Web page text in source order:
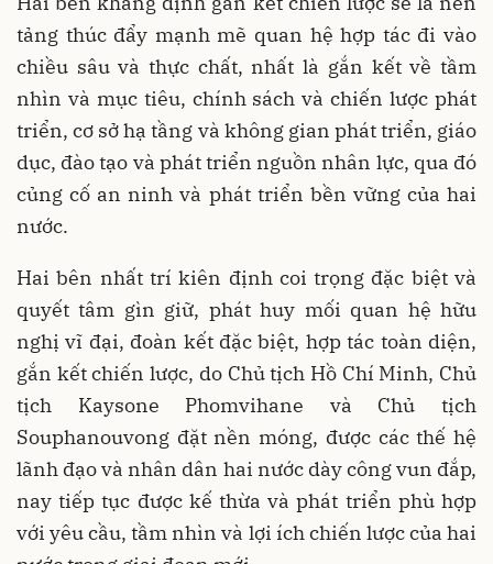
tảng thúc đẩy mạnh mẽ quan hệ hợp tác đi vào
chiều sâu và thực chất, nhất là gắn kết về tầm
nhìn và mục tiêu, chính sách và chiến lược phát
triển, cơ sở hạ tầng và không gian phát triển, giáo
dục, đào tạo và phát triển nguồn nhân lực, qua đó
củng cố an ninh và phát triển bền vững của hai
nước.
Hai bên nhất trí kiên định coi trọng đặc biệt và
quyết tâm gìn giữ, phát huy mối quan hệ hữu
nghị vĩ đại, đoàn kết đặc biệt, hợp tác toàn diện,
gắn kết chiến lược, do Chủ tịch Hồ Chí Minh, Chủ
tịch Kaysone Phomvihane và Chủ tịch
Souphanouvong đặt nền móng, được các thế hệ
lãnh đạo và nhân dân hai nước dày công vun đắp,
nay tiếp tục được kế thừa và phát triển phù hợp
với yêu cầu, tầm nhìn và lợi ích chiến lược của hai